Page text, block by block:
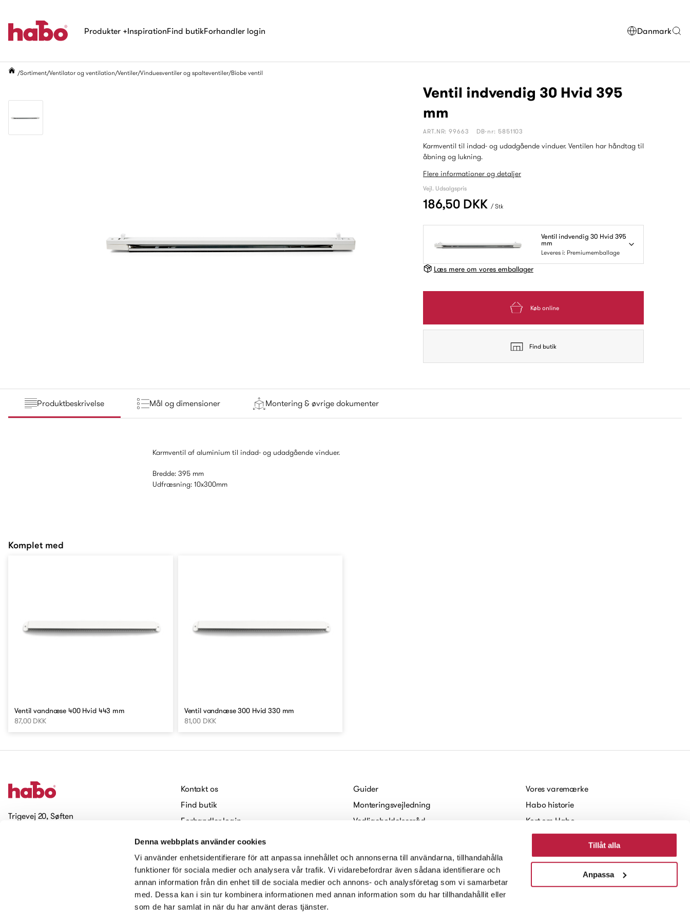
Denna webbplats använder cookies
Vi använder enhetsidentifierare för att anpassa innehållet och annonserna till användarna, tillhandahålla
funktioner för sociala medier och analysera vår trafik. Vi vidarebefordrar även sådana identifierare och
annan information från din enhet till de sociala medier och annons- och analysföretag som vi samarbetar
med. Dessa kan i sin tur kombinera informationen med annan information som du har tillhandahållit eller
som de har samlat in när du har använt deras tjänster.
Tillåt alla
Anpassa
Produkter +InspirationFind butikForhandler login Danmark
Sortiment Ventilator og ventilation Ventiler Vinduesventiler og spalteventiler Biobe ventil
Ventil indvendig 30 Hvid 395
mm
ART.NR: 99663 DB-nr: 5851103
Karmventil til indad- og udadgående vinduer. Ventilen har håndtag til
åbning og lukning.
Flere informationer og detaljer
Vejl. Udsalgspris
186,50 DKK / Stk
Ventil indvendig 30 Hvid 395
mm
Leveres i: Premiumemballage
Læs mere om vores emballager
Køb online
Find butik
Produktbeskrivelse Mål og dimensioner Montering & øvrige dokumenter
Karmventil af aluminium til indad- og udadgående vinduer.
Bredde: 395 mm
Udfræsning: 10x300mm
Komplet med
Ventil vandnæse 400 Hvid 443 mm
87,00 DKK
Ventil vandnæse 300 Hvid 330 mm
81,00 DKK
Trigevej 20, Søften
Kontakt os
Find butik
Forhandler login
Arbejde hos Habo
Cookies
Tilgængelighedserklæring
Guider
Monteringsvejledning
Vedligeholdelsesråd
Digitale brochurer
Vores varemærke
Habo historie
Kort om Habo
Arbejde hos Habo